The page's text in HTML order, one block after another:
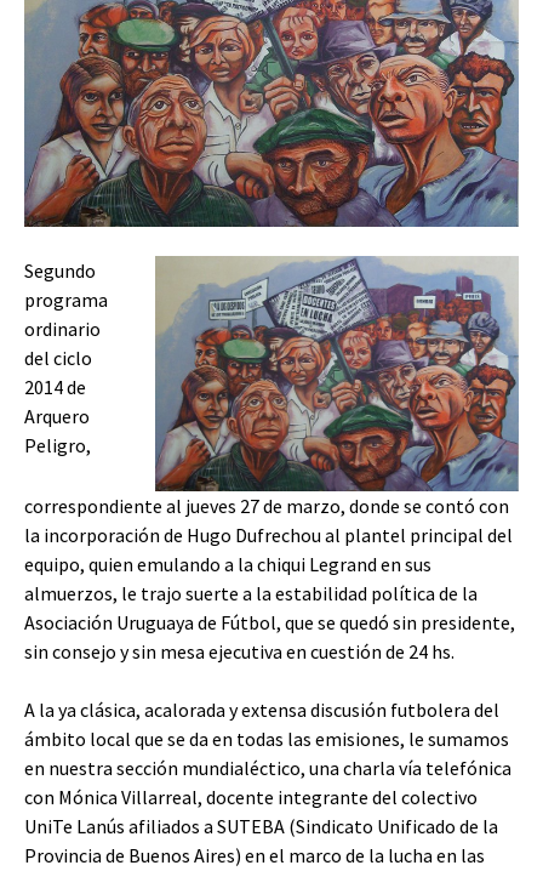
Segundo
programa
ordinario
del ciclo
2014 de
Arquero
Peligro,
correspondiente al jueves 27 de marzo, donde se contó con
la incorporación de Hugo Dufrechou al plantel principal del
equipo, quien emulando a la chiqui Legrand en sus
almuerzos, le trajo suerte a la estabilidad política de la
Asociación Uruguaya de Fútbol, que se quedó sin presidente,
sin consejo y sin mesa ejecutiva en cuestión de 24 hs.
A la ya clásica, acalorada y extensa discusión futbolera del
ámbito local que se da en todas las emisiones, le sumamos
en nuestra sección mundialéctico, una charla vía telefónica
con Mónica Villarreal, docente integrante del colectivo
UniTe Lanús afiliados a SUTEBA (Sindicato Unificado de la
Provincia de Buenos Aires) en el marco de la lucha en las